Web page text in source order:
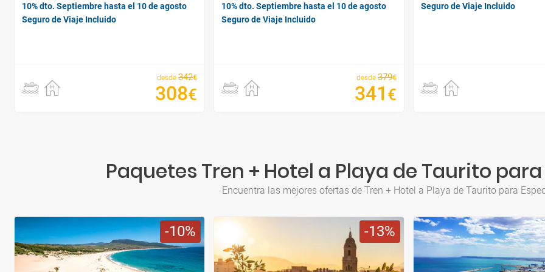
10% dto. Septiembre hasta el 10 de agosto
Seguro de Viaje Incluido
desde 342€
308€
10% dto. Septiembre hasta el 10 de agosto
Seguro de Viaje Incluido
desde 379€
341 €
Seguro de Viaje Incluido
Paquetes Tren + Hotel a Playa de Taurito
Encuentra las mejores ofertas de Tren + Hotel a Playa de Taurito para
10 13